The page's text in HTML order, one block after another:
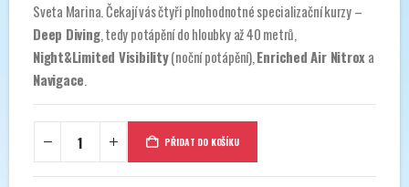
Sveta Marina. Čekají vás čtyři plnohodnotné specializační kurzy –
Deep Diving, tedy potápění do hloubky až 40 metrů,
Night&Limited Visibility(noční potápění),Enriched Air Nitrox a
Navigace.
PŘIDAT DO KOŠÍKU